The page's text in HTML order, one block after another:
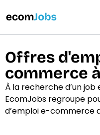
Offres
commerce
À la recherche d’un
EcomJobs regroupe
d’emploi e-commerce